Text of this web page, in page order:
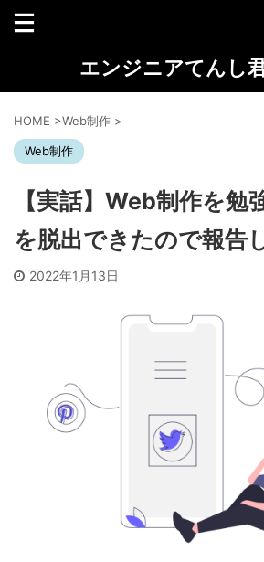
エンジニアてんし
HOME >Web制作 >
Web制作
【実話】Web制作を勉
を脱出できたので報告
2022年1月13日